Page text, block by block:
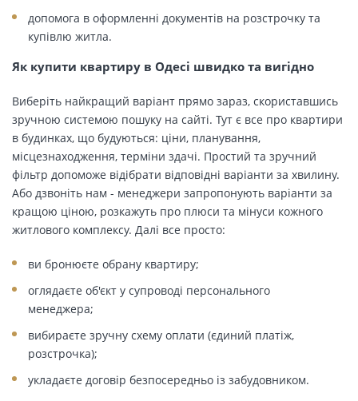
допомога в оформленні документів на розстрочку та
купівлю житла.
Як купити квартиру в Одесі швидко та вигідно
Виберіть найкращий варіант прямо зараз, скориставшись
зручною системою пошуку на сайті. Тут є все про квартири
в будинках, що будуються: ціни, планування,
місцезнаходження, терміни здачі. Простий та зручний
фільтр допоможе відібрати відповідні варіанти за хвилину.
Або дзвоніть нам - менеджери запропонують варіанти за
кращою ціною, розкажуть про плюси та мінуси кожного
житлового комплексу. Далі все просто:
ви бронюєте обрану квартиру;
оглядаєте об'єкт у супроводі персонального
менеджера;
вибираєте зручну схему оплати (єдиний платіж,
розстрочка);
укладаєте договір безпосередньо із забудовником.